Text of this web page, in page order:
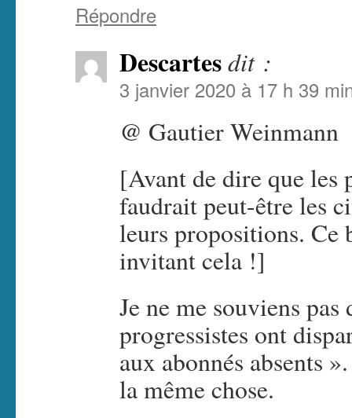
Répondre
Descartesdit :
3 janvier 2020 à 17 h 39
@ Gautier Weinmann
[Avant de dire que les
faudrait peut-être les
leurs propositions. Ce
invitant cela !]
Je ne me souviens
progressistes ont
aux abonnés absents
la même chose.